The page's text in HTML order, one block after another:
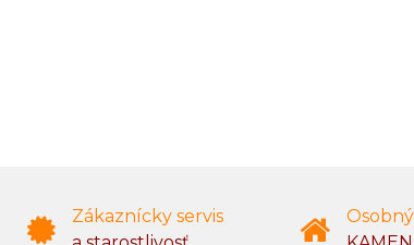
Zákaznícky servis